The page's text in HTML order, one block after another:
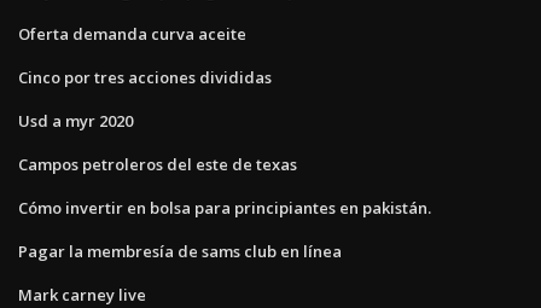
Oferta demanda curva aceite
Cinco por tres acciones divididas
Usd a myr 2020
Campos petroleros del este de texas
Cómo invertir en bolsa para principiantes en pakistán.
Pagar la membresía de sams club en línea
Mark carney live